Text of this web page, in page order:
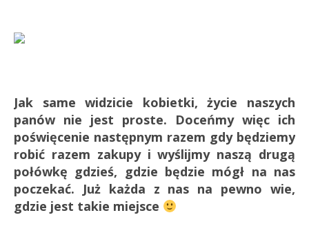
Jak same widzicie kobietki, życie naszych
panów nie jest proste. Doceńmy więc ich
poświęcenie następnym razem gdy będziemy
robić razem zakupy i wyślijmy naszą drugą
połówkę gdzieś, gdzie będzie mógł na nas
poczekać. Już każda z nas na pewno wie,
gdzie jest takie miejsce